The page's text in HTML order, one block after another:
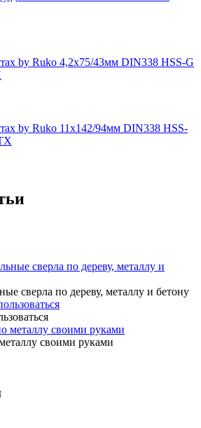
by Ruko 4,2x75/43мм DIN338 HSS-G
by Ruko 11x142/94мм DIN338 HSS-
сверла по дереву, металлу и бетону
своими руками